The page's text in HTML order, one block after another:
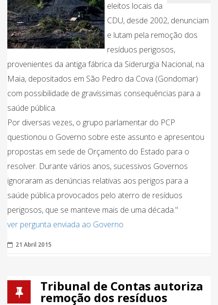
eleitos locais da
CDU, desde 2002, denunciam
e lutam pela remoção dos
resíduos perigosos,
provenientes da antiga fábrica da Siderurgia Nacional, na
Maia, depositados em São Pedro da Cova (Gondomar)
com possibilidade de gravíssimas consequências para a
saúde pública.
Por diversas vezes, o grupo parlamentar do PCP
questionou o Governo sobre este assunto e apresentou
propostas em sede de Orçamento do Estado para o
resolver. Durante vários anos, sucessivos Governos
ignoraram as denúncias relativas aos perigos para a
saúde pública provocados pelo aterro de resíduos
perigosos, que se manteve mais de uma década."
ver pergunta enviada ao Governo
21 Abril 2015
Tribunal de Contas autoriza
remoção dos resíduos